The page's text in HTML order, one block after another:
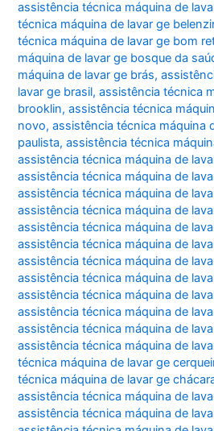
assistência técnica máquina de
técnica máquina de lavar ge
técnica máquina de lavar ge bom
máquina de lavar ge bosque da
máquina de lavar ge brás,
lavar ge brasil,assistência técnica
brooklin,assistência técnica
novo,assistência técnica máquina
paulista,assistência técnica
assistência técnica máquina de
assistência técnica máquina de
assistência técnica máquina de
assistência técnica máquina de
assistência técnica máquina de
assistência técnica máquina de
assistência técnica máquina de
assistência técnica máquina de
assistência técnica máquina de
assistência técnica máquina de
assistência técnica máquina de
assistência técnica máquina de
técnica máquina de lavar ge
técnica máquina de lavar ge
assistência técnica máquina de
assistência técnica máquina de